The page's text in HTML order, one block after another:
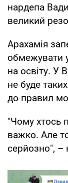
нардепа
великий
Арахамія
обмежувати
на освіту. У
не буде
до правил
"Чому хтось
важко. Але
серйозно", –